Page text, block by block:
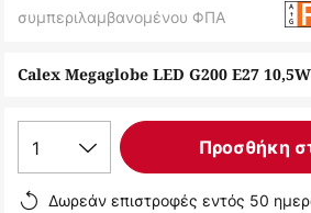
αρχή
συλλογής
Calex Megaglobe LED G200 E27
συμπεριλαμβανομένου ΦΠΑ
1 Προσθήκη
Δωρεάν επιστροφές εντός 50